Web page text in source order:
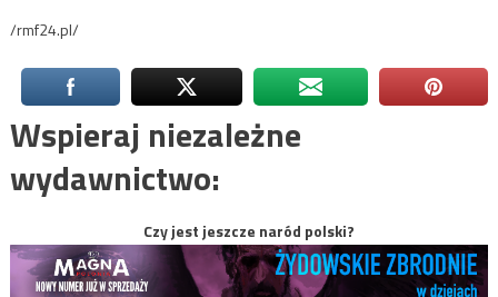
/rmf24.pl/
Wspieraj niezależne
wydawnictwo:
Czy jest jeszcze naród polski?